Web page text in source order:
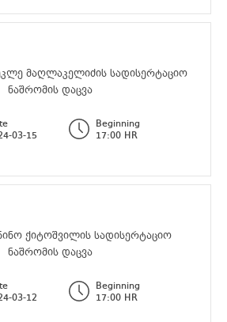
მაღლაკელიძის სადისერტაციო
ნაშრომის დაცვა
03-15
Beginning
17:00 HR
ქიტოშვილის სადისერტაციო
ნაშრომის დაცვა
03-12
Beginning
17:00 HR